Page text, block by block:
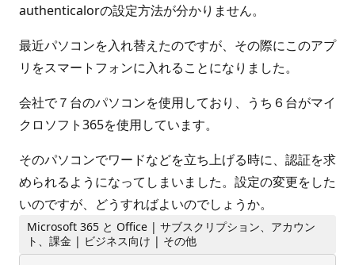
authenticalorの設定方法が分かりません。
最近パソコンを入れ替えたのですが、その際にこのアプ
リをスマートフォンに入れることになりました。
会社で７台のパソコンを使用しており、うち６台がマイ
クロソフト365を使用しています。
そのパソコンでワードなどを立ち上げる時に、認証を求
められるようになってしまいました。設定の変更をした
いのですが、どうすればよいのでしょうか。
Microsoft 365 と Office | サブスクリプション、アカウン
ト、課金 | ビジネス向け | その他